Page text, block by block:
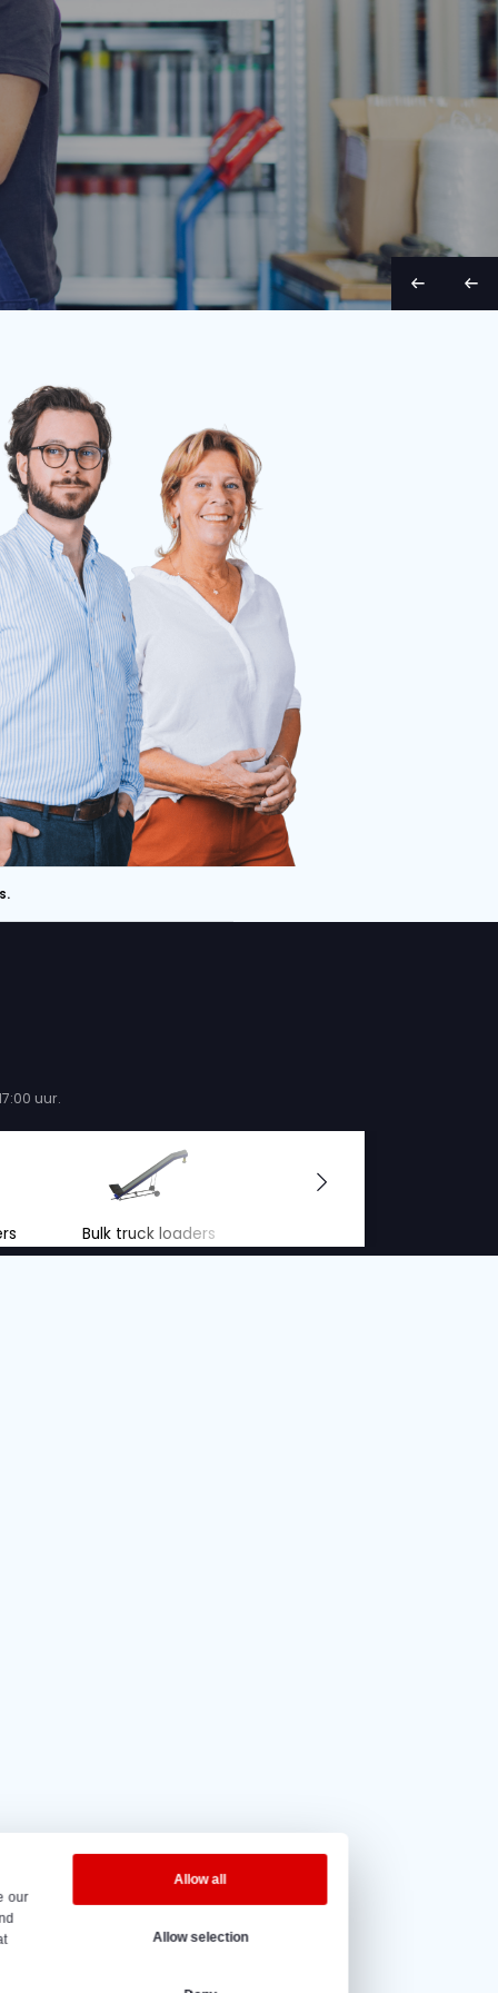
Bandbreedte
120 cm
Conditie
Gebruikt
t/m vrijdag – 08:00 tot 17:00 uur.
+31 166 600 100